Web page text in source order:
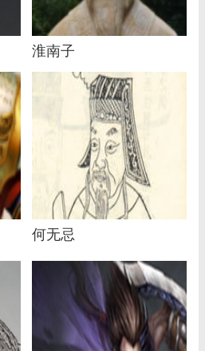
淮南子
何无忌